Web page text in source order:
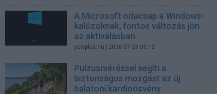
A Microsoft odacsap a Windows-
kalózoknak, fontos változás jön
az aktiválásban
pcwplus.hu | 2026.07.28 06:12
Pulzusméréssel segíti a
biztonságos mozgást az új
balatoni kardioösvény